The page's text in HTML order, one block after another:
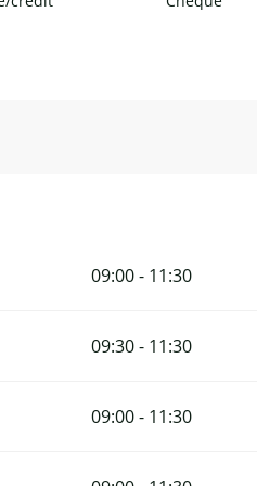
09:00 - 11:30
09:30 - 11:30
09:00 - 11:30